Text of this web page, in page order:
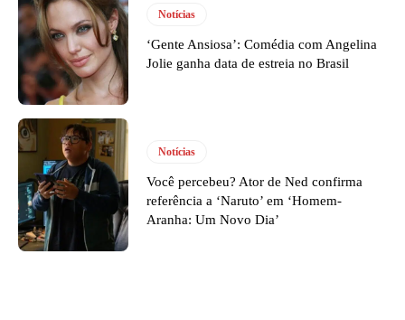
Notícias
‘Gente Ansiosa’: Comédia com Angelina
Jolie ganha data de estreia no Brasil
Notícias
Você percebeu? Ator de Ned confirma
referência a ‘Naruto’ em ‘Homem-
Aranha: Um Novo Dia’